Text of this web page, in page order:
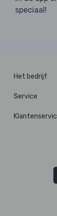
speciaal!
Het bedrijf
Service